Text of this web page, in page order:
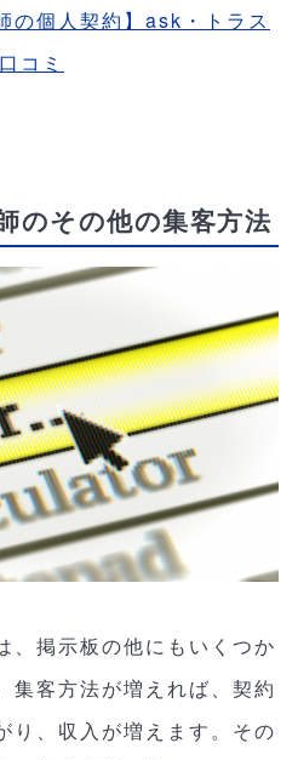
の個人契約】ask・トラス
コミ
のその他の集客方法
、掲示板の他にもいくつか
集客方法が増えれば、契約
り、収入が増えます。その